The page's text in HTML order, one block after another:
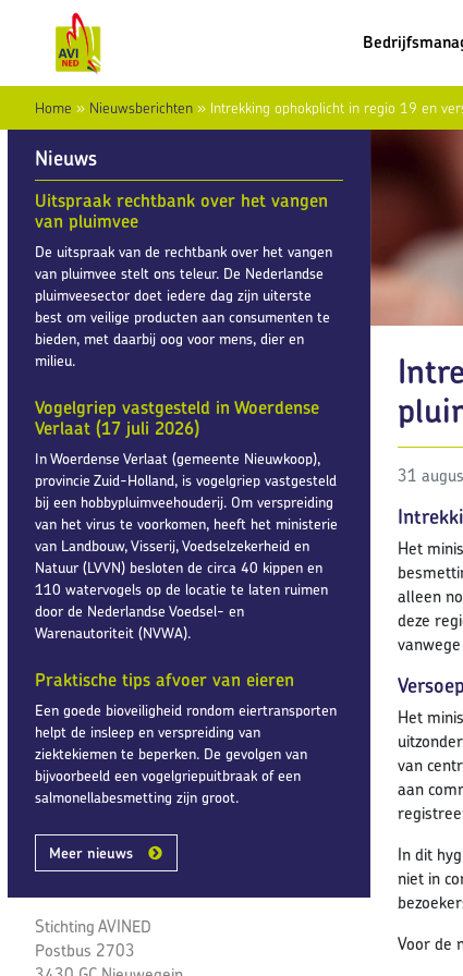
Home » Nieuwsberichten » Intrekking ophokplicht in regio 19 en
Nieuws
Uitspraak rechtbank over het vangen
van pluimvee
De uitspraak van de rechtbank over het vangen
van pluimvee stelt ons teleur. De Nederlandse
pluimveesector doet iedere dag zijn uiterste
best om veilige producten aan consumenten te
bieden, met daarbij oog voor mens, dier en
milieu.
Vogelgriep vastgesteld in Woerdense
Verlaat (17 juli 2026)
In Woerdense Verlaat (gemeente Nieuwkoop),
provincie Zuid-Holland, is vogelgriep vastgesteld
bij een hobbypluimveehouderij. Om verspreiding
van het virus te voorkomen, heeft het ministerie
van Landbouw, Visserij, Voedselzekerheid en
Natuur (LVVN) besloten de circa 40 kippen en
110 watervogels op de locatie te laten ruimen
door de Nederlandse Voedsel- en
Warenautoriteit (NVWA).
Praktische tips afvoer van eieren
Een goede bioveiligheid rondom eiertransporten
helpt de insleep en verspreiding van
ziektekiemen te beperken. De gevolgen van
bijvoorbeeld een vogelgriepuitbraak of een
salmonellabesmetting zijn groot.
Meer nieuws
Stichting AVINED
Postbus 2703
31
Het
alleen
deze
Het
van
aan
In dit
niet in
Voor de